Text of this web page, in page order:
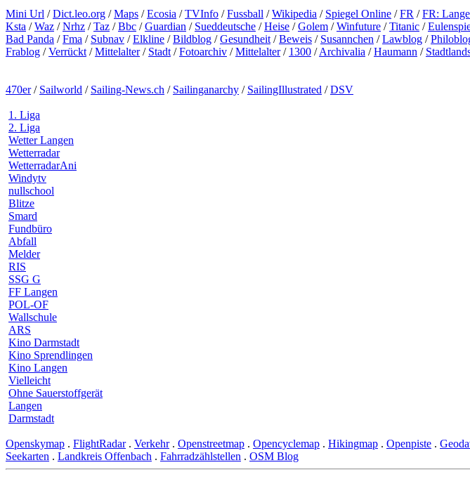
Mini Url /Dict.leo.org /Maps /Ecosia /TVInfo /Fussball /Wikipedia / Spiegel Online /FR /FR:
Ksta /Waz /Nrhz /Taz /Bbc /Guardian / Sueddeutsche /Heise /Golem /Winfuture /Titanic /
Bad Panda /Fma / Subnav /Elkline /Bildblog /Gesundheit /Beweis / Susannchen /Lawblog /
Frablog /Verrückt /Mittelalter/ Stadt /Fotoarchiv /Mittelalter/ 1300 /Archivalia /Haumann /
470er/ Sailworld / Sailing-News.ch / Sailinganarchy / SailingIllustrated /DSV
1. Liga
2. Liga
Wetter Langen
Wetterradar
WetterradarAni
Windytv
nullschool
Blitze
Smard
Fundbüro
Abfall
Melder
RIS
SSG G
FF Langen
POL-OF
Wallschule
ARS
Kino Darmstadt
Kino Sprendlingen
Kino Langen
Vielleicht
Ohne Sauerstoffgerät
Langen
Darmstadt
Openskymap . FlightRadar. Verkehr. Openstreetmap . Opencyclemap . Hikingmap . Openpiste .
Seekarten . Landkreis Offenbach . Fahrradzählstellen . OSM Blog